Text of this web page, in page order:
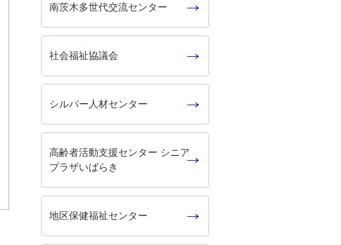
南茨木多世代交流センター
社会福祉協議会
シルバー人材センター
高齢者活動支援センター シニア
プラザいばらき
地区保健福祉センター